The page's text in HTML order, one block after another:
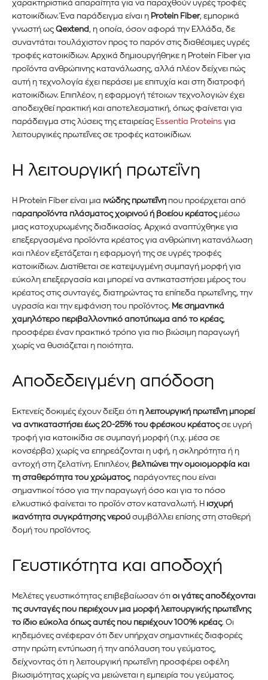
Εγγραφείτε στο Newsletter του
PetshopMarket.gr και
ενημερωθείτε πρώτοι για τα νέα
προϊόντα και τις εξελίξεις της
αγοράς.
Για να εγγραφείτε, απλώς εισάγετε τη διεύθυνση email σας
στον ιστότοπό μας ή κάντε κλικ στο κουμπί εγγραφής
πληροφορίες σας είναι ασφαλείς μαζί μας.
ΕΓΓΡΑΦΉ!
Διάβασα και αποδέχομαι τηνΠολιτική Απορρήτου.
χαρακτηριστικά απαραίτητα για να παραχθούν υγρές τροφές
κατοικίδιων. Ένα παράδειγμα είναι η Protein Fiber, εμπορικά
γνωστή ως Qextend , η οποία, όσον αφορά την Ελλάδα, δε
συναντάται τουλάχιστον προς το παρόν στις διαθέσιμες υγρές
τροφές κατοικίδιων. Αρχικά δημιουργήθηκε η Protein Fiber για
προϊόντα ανθρώπινης κατανάλωσης, αλλά πλέον δείχνει πώς
αυτή η τεχνολογία έχει περάσει με επιτυχία και στη διατροφή
κατοικίδιων. Επιπλέον, η εφαρμογή τέτοιων τεχνολογιών έχει
αποδειχθεί πρακτική και αποτελεσματική, όπως φαίνεται για
παράδειγμα στις λύσεις της εταιρείας Essentia Proteins για
λειτουργικές πρωτεΐνες σε τροφές κατοικίδιων.
Η λειτουργική πρωτεΐνη
Η Protein Fiber είναι μια ινώδης πρωτεΐνη που προέρχεται από
παραπροϊόντα πλάσματος χοιρινού ή βοείου κρέατοςμέσω
μιας κατοχυρωμένης διαδικασίας. Αρχικά αναπτύχθηκε για
επεξεργασμένα προϊόντα κρέατος για ανθρώπινη κατανάλωση
και πλέον εξετάζεται η εφαρμογή της σε υγρές τροφές
κατοικίδιων. Διατίθεται σε κατεψυγμένη συμπαγή μορφή για
εύκολη επεξεργασία και μπορεί να αντικαταστήσει μέρος του
κρέατος στις συνταγές, διατηρώντας τα επίπεδα πρωτεΐνης, την
υγρασία και την εμφάνιση του προϊόντος. Με σημαντικά
χαμηλότερο περιβαλλοντικό αποτύπωμα από το κρέας,
προσφέρει έναν πρακτικό τρόπο για πιο βιώσιμη παραγωγή
χωρίς να θυσιάζεται η ποιότητα.
Αποδεδειγμένη απόδοση
Εκτενείς δοκιμές έχουν δείξει ότι η λειτουργική πρωτεΐνη μπορεί
να αντικαταστήσει έως 20-25% του φρέσκου κρέατοςσε υγρή
τροφή για κατοικίδια σε συμπαγή μορφή (π.χ. μέσα σε
κονσέρβα) χωρίς να επηρεάζονται η υφή, η σκληρότητα ή η
αντοχή στη ζελατίνη. Επιπλέον, βελτιώνει την ομοιομορφία και
τη σταθερότητα του χρώματος, παράγοντες που είναι
σημαντικοί τόσο για την παραγωγή όσο και για το πόσο
ελκυστικό φαίνεται το προϊόν στον καταναλωτή. Η ισχυρή
ικανότητα συγκράτησης νερού συμβάλλει επίσης στη σταθερή
δομή του προϊόντος.
Γευστικότητα και αποδοχή
Μελέτες γευστικότητας επιβεβαίωσαν ότι οι γάτες αποδέχονται
τις συνταγές που περιέχουν μια μορφή λειτουργικής πρωτεΐνης
το ίδιο εύκολα όπως αυτές που περιέχουν 100% κρέας. Οι
κηδεμόνες ανέφεραν ότι δεν υπήρχαν σημαντικές διαφορές
στην πρώτη εντύπωση ή την απόλαυση του γεύματος,
δείχνοντας ότι η λειτουργική πρωτεΐνη προσφέρει οφέλη
βιωσιμότητας χωρίς να μειώνεται η εμπειρία του γεύματος.